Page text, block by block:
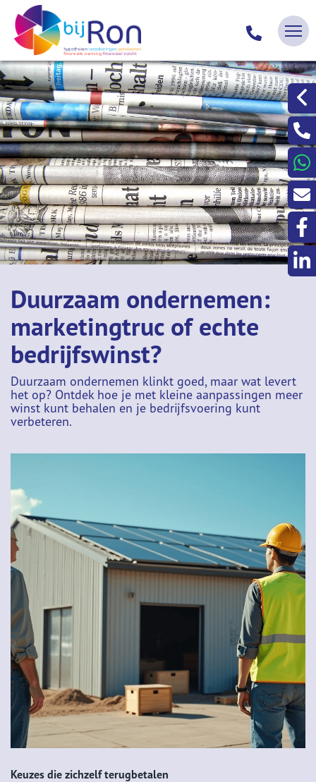
Duurzaam ondernemen:
marketingtruc of echte
bedrijfswinst?
Duurzaam ondernemen klinkt goed, maar wat levert
het op? Ontdek hoe je met kleine aanpassingen meer
winst kunt behalen en je bedrijfsvoering kunt
verbeteren.
Keuzes die zichzelf terugbetalen